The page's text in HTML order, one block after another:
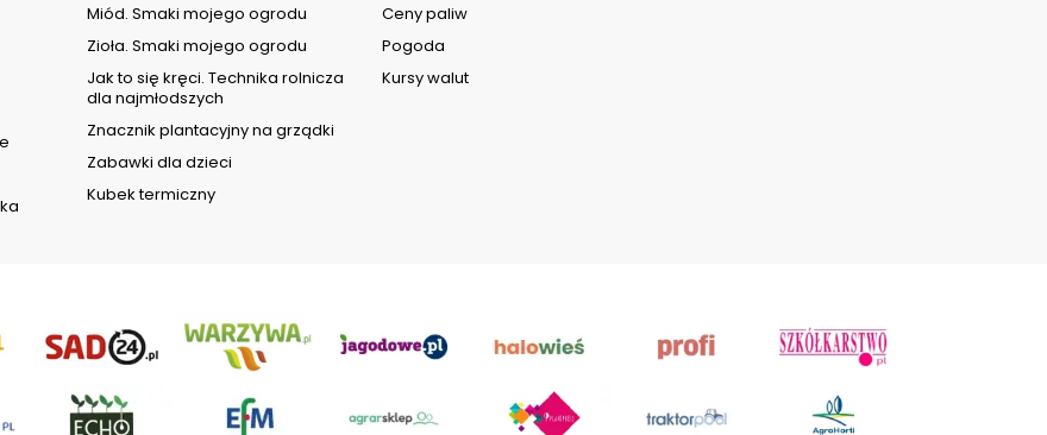
Miód. Smaki mojego ogrodu
Zioła. Smaki mojego ogrodu
Jak to się kręci. Technika rolnicza
dla najmłodszych
Znacznik plantacyjny na grządki
Zabawki dla dzieci
Kubek termiczny
Ceny paliw
Pogoda
Kursy walut